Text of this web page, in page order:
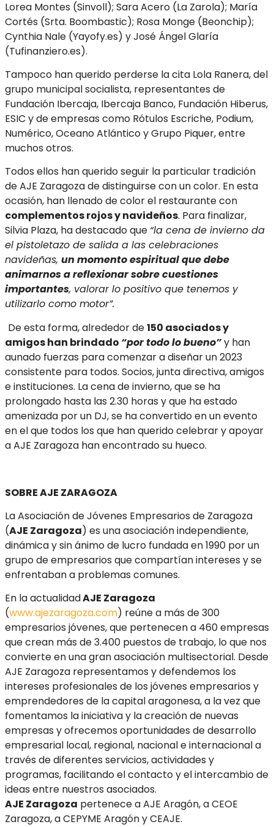
Lorea Montes (Sinvoll); Sara Acero (La Zarola); María
Cortés (Srta. Boombastic); Rosa Monge (Beonchip);
Cynthia Nale (Yayofy.es) y José Ángel Glaría
(Tufinanziero.es).
Tampoco han querido perderse la cita Lola Ranera, del
grupo municipal socialista, representantes de
Fundación Ibercaja, Ibercaja Banco, Fundación Hiberus,
ESIC y de empresas como Rótulos Escriche, Podium,
Numérico, Oceano Atlántico y Grupo Piquer, entre
muchos otros.
Todos ellos han querido seguir la particular tradición
de AJE Zaragoza de distinguirse con un color. En esta
ocasión, han llenado de color el restaurante con
complementos rojos y navideños. Para finalizar,
Silvia Plaza, ha destacado que “la cena de invierno da
el pistoletazo de salida a las celebraciones
navideñas, un momento espiritual que debe
animarnos a reflexionar sobre cuestiones
importantes, valorar lo positivo que tenemos y
utilizarlo como motor”.
De esta forma, alrededor de150 asociados y
amigos han brindado “por todo lo bueno”y han
aunado fuerzas para comenzar a diseñar un 2023
consistente para todos. Socios, junta directiva, amigos
e instituciones. La cena de invierno, que se ha
prolongado hasta las 2.30 horas y que ha estado
amenizada por un DJ, se ha convertido en un evento
en el que todos los que han querido celebrar y apoyar
a AJE Zaragoza han encontrado su hueco.
SOBRE AJE ZARAGOZA
La Asociación de Jóvenes Empresarios de Zaragoza
(AJE Zaragoza) es una asociación independiente,
dinámica y sin ánimo de lucro fundada en 1990 por un
grupo de empresarios que compartían intereses y se
enfrentaban a problemas comunes.
En la actualidadAJE Zaragoza
(www.ajezaragoza.com) reúne a más de 300
empresarios jóvenes, que pertenecen a 460 empresas
que crean más de 3.400 puestos de trabajo, lo que nos
convierte en una gran asociación multisectorial. Desde
AJE Zaragoza representamos y defendemos los
intereses profesionales de los jóvenes empresarios y
emprendedores de la capital aragonesa, a la vez que
fomentamos la iniciativa y la creación de nuevas
empresas y ofrecemos oportunidades de desarrollo
empresarial local, regional, nacional e internacional a
través de diferentes servicios, actividades y
programas, facilitando el contacto y el intercambio de
ideas entre nuestros asociados.
AJE Zaragoza pertenece a AJE Aragón, a CEOE
Zaragoza, a CEPYME Aragón y CEAJE.